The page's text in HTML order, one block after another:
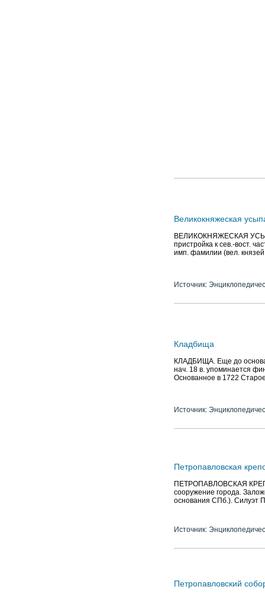
Великокняжеская
ВЕЛИКОКНЯЖЕСКАЯ
пристройка к сев.-вост.
имп. фамилии (вел.
Источник:
Кладбища
КЛАДБИЩА. Еще до
нач. 18 в. упоминается
Основанное в 1722
Источник:
Петропавловская
ПЕТРОПАВЛОВСКАЯ
сооружение города.
основания СПб.). Силуэт
Источник:
Петропавловский